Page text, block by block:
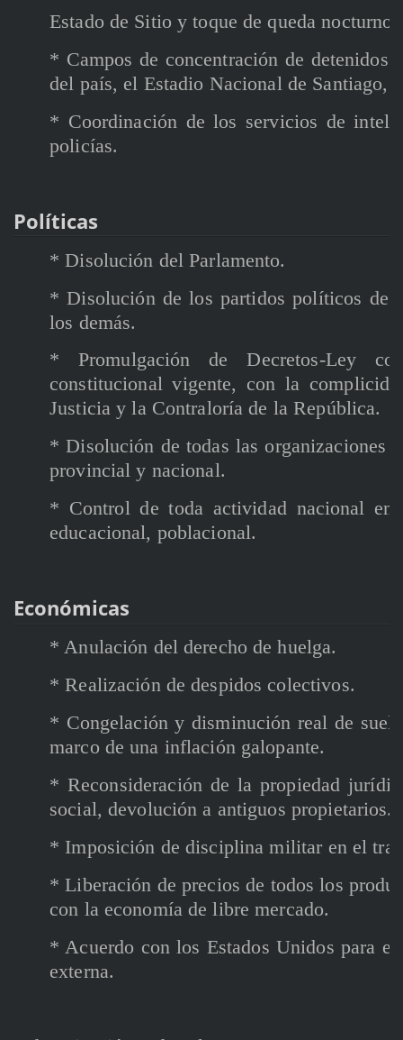
Estado de Sitio y toque de queda nocturno
* Campos de concentración de detenidos
del país, el Estadio Nacional de Santiago,
* Coordinación de los servicios de
policías.
Políticas
* Disolución del Parlamento.
* Disolución de los partidos políticos de
los demás.
* Promulgación de Decretos-Ley
constitucional vigente, con la
Justicia y la Contraloría de la República.
* Disolución de todas las organizaciones
provincial y nacional.
* Control de toda actividad nacional en
educacional, poblacional.
Económicas
* Anulación del derecho de huelga.
* Realización de despidos colectivos.
* Congelación y disminución real de
marco de una inflación galopante.
* Reconsideración de la propiedad
social, devolución a antiguos propietarios.
* Imposición de disciplina militar en el
* Liberación de precios de todos los
con la economía de libre mercado.
* Acuerdo con los Estados Unidos para
externa.